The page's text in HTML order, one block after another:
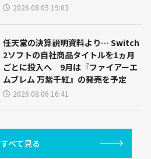
2026.08.05 19:03
任天堂の決算説明資料より… Switch
2ソフトの自社商品タイトルを1ヵ月
ごとに投入へ 9月は『ファイアーエ
ムブレム 万紫千紅』の発売を予定
2026.08.06 16:41
すべて見る